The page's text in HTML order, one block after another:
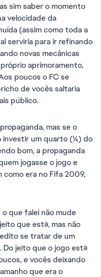
sim saber o momento
velocidade da
(assim como toda a
serviria para ir refinando
novas mecânicas
aprimoramento,
poucos o FC se
de vocês saltaria
público.
mas se o
um quarto (1/4) do
bom, a propaganda
jogasse o jogo e
como era no Fifa 2009,
que falei não mude
que está, mas não
se tratar de um
Do jeito que o jogo está
e vocês deixando
que era o